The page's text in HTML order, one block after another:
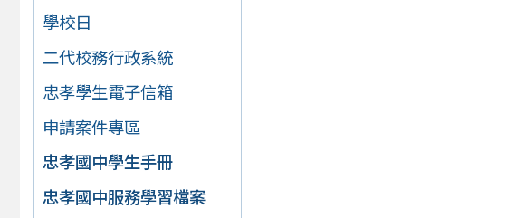
學校日
二代校務行政系統
忠孝學生電子信箱
申請案件專區
忠孝國中學生手冊
忠孝國中服務學習檔案